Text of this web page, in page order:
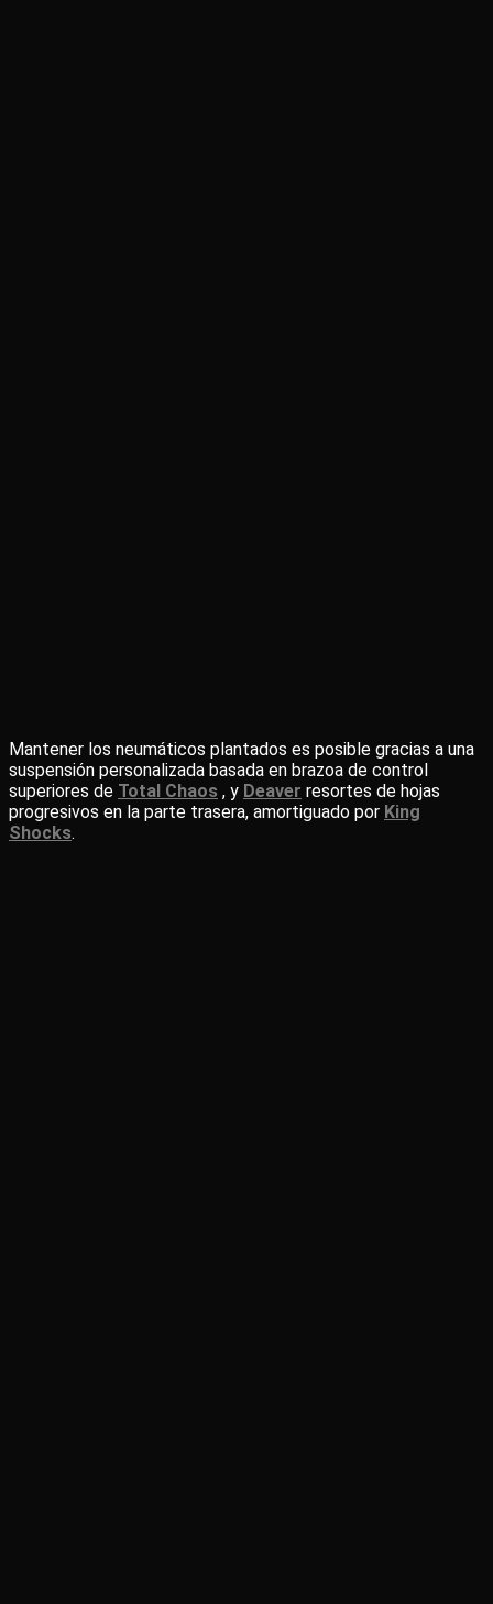
Mantener los neumáticos plantados es posible gracias a una
suspensión personalizada basada en brazoa de control
superiores de Total Chaos , y Deaver resortes de hojas
progresivos en la parte trasera, amortiguado por King
Shocks.